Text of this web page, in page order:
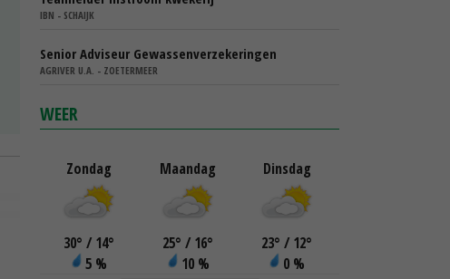
IBN - SCHAIJK
Senior Adviseur Gewassenverzekeringen
AGRIVER U.A. - ZOETERMEER
WEER
Zondag
30° / 14°
5 %
Maandag
25° / 16°
10 %
Dinsdag
23° / 12°
0 %